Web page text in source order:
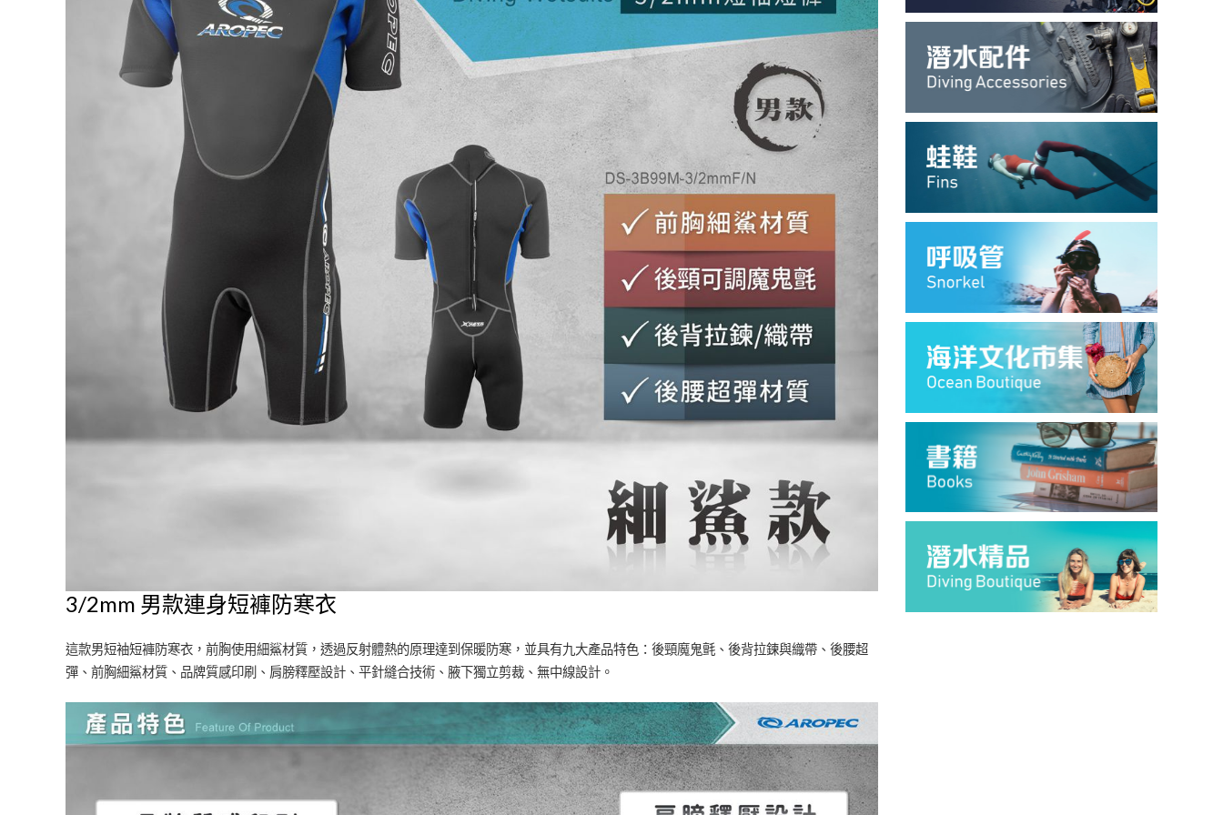
3/2mm 男款連身短褲防寒衣
這款男短袖短褲防寒衣，前胸使用細鯊材質，透過反射體熱的原理達到保暖防寒，並具有九大產品特色：後頸魔鬼氈、後背拉鍊與織帶、後腰超
彈、前胸細鯊材質、品牌質感印刷、肩膀釋壓設計、平針縫合技術、腋下獨立剪裁、無中線設計。